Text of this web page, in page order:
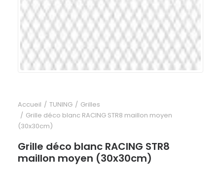
Accueil TUNING
Grilles
Grille déco blanc RACING STR8 maillon moyen
(30x30cm)
Grille déco blanc RACING STR8
maillon moyen (30x30cm)